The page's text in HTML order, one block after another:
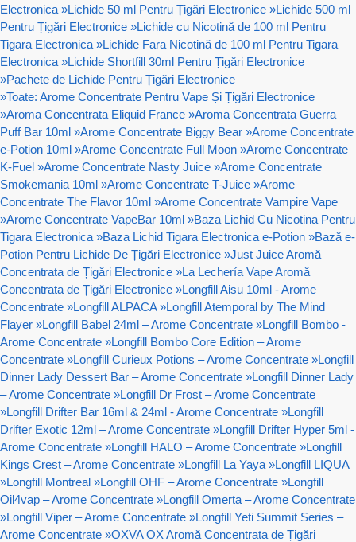
Electronica »Lichide 50 ml Pentru Țigări Electronice »Lichide 500 ml
Pentru Țigări Electronice »Lichide cu Nicotină de 100 ml Pentru
Tigara Electronica »Lichide Fara Nicotină de 100 ml Pentru Tigara
Electronica »Lichide Shortfill 30ml Pentru Țigări Electronice
»Pachete de Lichide Pentru Țigări Electronice
»Toate: Arome Concentrate Pentru Vape Și Țigări Electronice
»Aroma Concentrata Eliquid France »Aroma Concentrata Guerra
Puff Bar 10ml »Arome Concentrate Biggy Bear »Arome Concentrate
e-Potion 10ml »Arome Concentrate Full Moon »Arome Concentrate
K-Fuel »Arome Concentrate Nasty Juice »Arome Concentrate
Smokemania 10ml »Arome Concentrate T-Juice »Arome
Concentrate The Flavor 10ml »Arome Concentrate Vampire Vape
»Arome Concentrate VapeBar 10ml »Baza Lichid Cu Nicotina Pentru
Tigara Electronica »Baza Lichid Tigara Electronica e-Potion »Bază e-
Potion Pentru Lichide De Țigări Electronice »Just Juice Aromă
Concentrata de Țigări Electronice »La Lechería Vape Aromă
Concentrata de Țigări Electronice »Longfill Aisu 10ml - Arome
Concentrate »Longfill ALPACA »Longfill Atemporal by The Mind
Flayer »Longfill Babel 24ml – Arome Concentrate »Longfill Bombo -
Arome Concentrate »Longfill Bombo Core Edition – Arome
Concentrate »Longfill Curieux Potions – Arome Concentrate »Longfill
Dinner Lady Dessert Bar – Arome Concentrate »Longfill Dinner Lady
– Arome Concentrate »Longfill Dr Frost – Arome Concentrate
»Longfill Drifter Bar 16ml & 24ml - Arome Concentrate »Longfill
Drifter Exotic 12ml – Arome Concentrate »Longfill Drifter Hyper 5ml -
Arome Concentrate »Longfill HALO – Arome Concentrate »Longfill
Kings Crest – Arome Concentrate »Longfill La Yaya »Longfill LIQUA
»Longfill Montreal »Longfill OHF – Arome Concentrate »Longfill
Oil4vap – Arome Concentrate »Longfill Omerta – Arome Concentrate
»Longfill Viper – Arome Concentrate »Longfill Yeti Summit Series –
Arome Concentrate »OXVA OX Aromă Concentrata de Țigări